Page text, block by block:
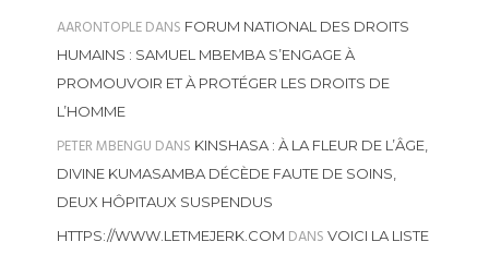
AARONTOPLEDANS FORUM NATIONAL DES DROITS
HUMAINS : SAMUEL MBEMBA S’ENGAGE À
PROMOUVOIR ET À PROTÉGER LES DROITS DE
L’HOMME
PETER MBENGU DANS KINSHASA : À LA FLEUR DE L’ÂGE,
DIVINE KUMASAMBA DÉCÈDE FAUTE DE SOINS,
DEUX HÔPITAUX SUSPENDUS
HTTPS://WWW.LETMEJERK.COM DANS VOICI LA LISTE